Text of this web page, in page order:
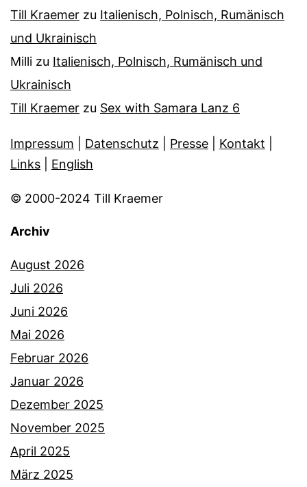
Till Kraemer zu Italienisch, Polnisch, Rumänisch
und Ukrainisch
Milli zu Italienisch, Polnisch, Rumänisch und
Ukrainisch
Till Kraemer zu Sex with Samara Lanz 6
Impressum Datenschutz Presse Kontakt
Links
English
© 2000-2024 Till Kraemer
Archiv
August 2026
Juli 2026
Juni 2026
Mai 2026
Februar 2026
Januar 2026
Dezember 2025
November 2025
April 2025
März 2025